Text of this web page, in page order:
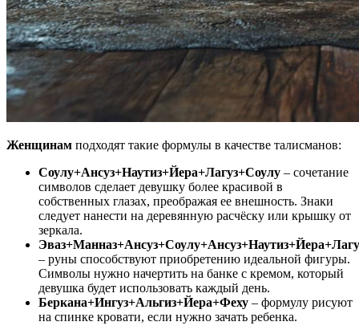
Женщинам подходят такие формулы в качестве талисманов:
Соулу+Ансуз+Наутиз+Йера+Лагуз+Соулу – сочетание
символов сделает девушку более красивой в
собственных глазах, преображая ее внешность. Знаки
следует нанести на деревянную расчёску или крышку от
зеркала.
– руны способствуют приобретению идеальной фигуры.
Символы нужно начертить на банке с кремом, который
девушка будет использовать каждый день.
Беркана+Ингуз+Альгиз+Йера+Феху – формулу рисуют
на спинке кровати, если нужно зачать ребенка.